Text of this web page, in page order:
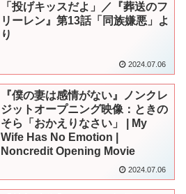
「投げキッスだよ」／『葬送のフ
リーレン』第13話「同族嫌悪」よ
り
2024.07.06
『僕の妻は感情がない』ノンクレ
ジットオープニング映像：ときの
そら「おかえりなさい」 | My
Wife Has No Emotion |
Noncredit Opening Movie
2024.07.06